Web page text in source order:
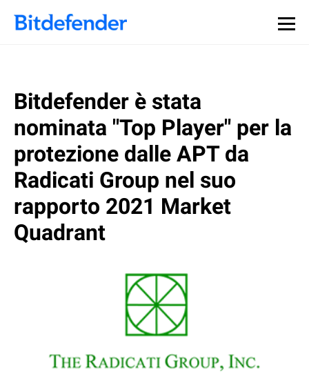
Bitdefender è stata
nominata "Top Player" per la
protezione dalle APT da
Radicati Group nel suo
rapporto 2021 Market
Quadrant